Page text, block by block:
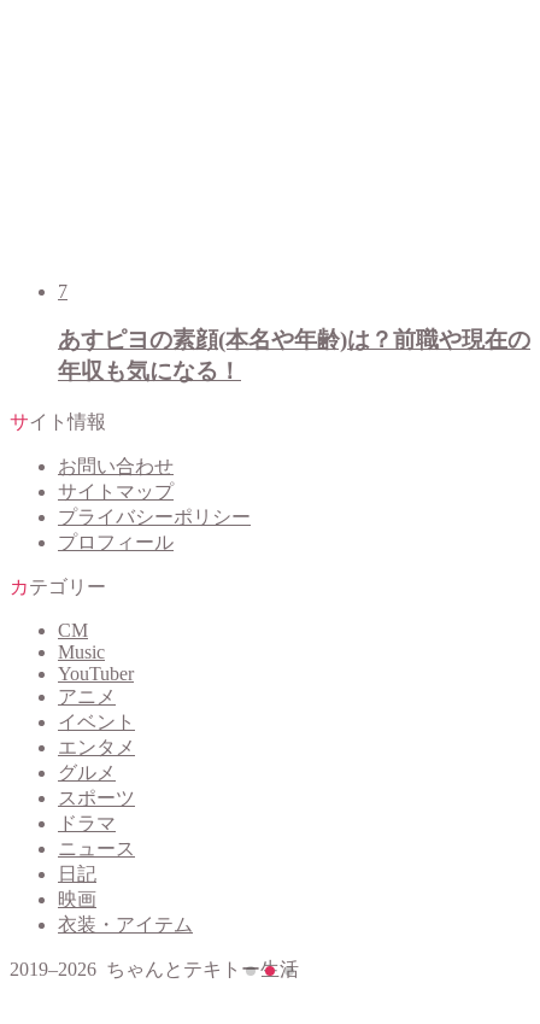
7
あすピヨの素顔(本名や年齢)は？前職や現在の
年収も気になる！
サイト情報
お問い合わせ
サイトマップ
プライバシーポリシー
プロフィール
カテゴリー
CM
Music
YouTuber
アニメ
イベント
エンタメ
グルメ
スポーツ
ドラマ
ニュース
日記
映画
衣装・アイテム
2019–2026 ちゃんとテキトー生活